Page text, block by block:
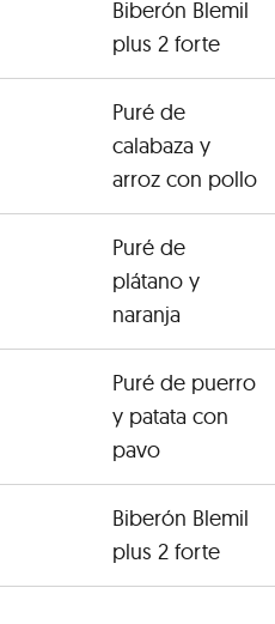
Biberón Blemil
plus 2 forte
Puré de
calabaza y
arroz con pollo
Puré de
plátano y
naranja
Puré de puerro
y patata con
pavo
Biberón Blemil
plus 2 forte